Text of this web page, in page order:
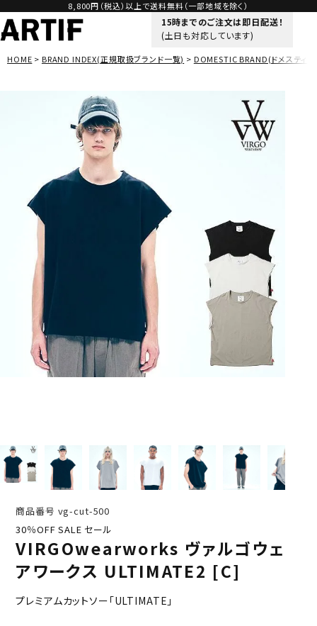
8,800円（税込）以上で送料無料（一部地域を除く）
15時までのご注文は即日配送！
(土日も対応しています)
HOME BRAND INDEX(正規取扱ブランド一覧) DOMESTIC BRAND(ドメスティッ
商品番号 vg-cut-500
30％OFF SALE セール
VIRGOwearworks ヴァルゴウェ
アワークス ULTIMATE2 [C]
プレミアムカットソー「ULTIMATE」